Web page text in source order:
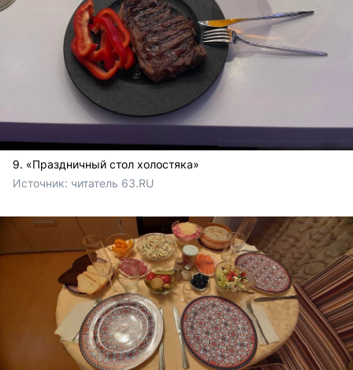
9. «Праздничный стол холостяка»
Источник: читатель 63.RU